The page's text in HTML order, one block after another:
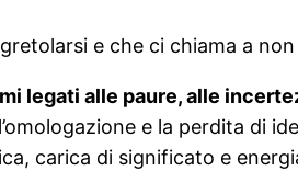
e che ci chiama a
legati alle paure, alle
e la perdita di
carica di significato e